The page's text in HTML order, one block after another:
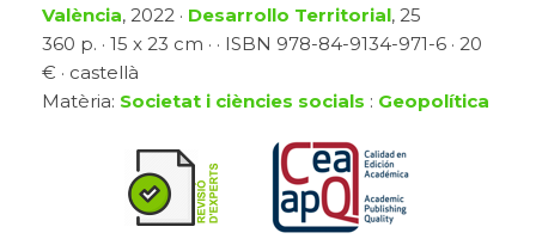
València, 2022 · Desarrollo Territorial, 25
360 p. · 15 x 23 cm · · ISBN 978-84-9134-971-6 · 20
€ · castellà
Matèria: Societat i ciències socials : Geopolítica